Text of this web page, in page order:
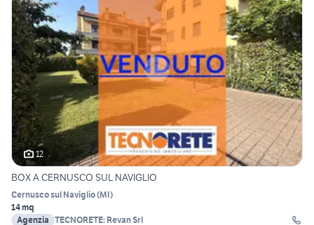
12
BOX A CERNUSCO SUL NAVIGLIO
Cernusco sul Naviglio(MI)
14 mq
Agenzia TECNORETE: Revan Srl